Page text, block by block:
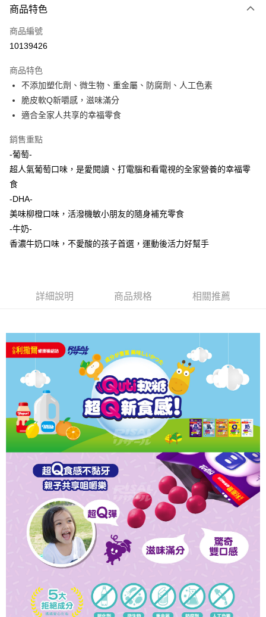
大哥付你分期
【大哥付你分期使用說明】
1.本服務由台灣大哥大提供，台灣大哥大用戶可立即使用無須另外申請。
流程，驗證手機門號後，選擇欲分期的期數、繳款截止日，確認付款後即完
成交易。
3.實際核准額度、可分期數及費用金額請依後續交易確認頁面所載為準。
4.訂單成立30分鐘內，如未前往確認交易或遇審核未通過，訂單將自動取
法說明評估內容。
1.分期款項不併入電信帳單，「大哥付你分期」於每月結算日後寄送繳費提
醒簡訊。
帳／街口支付／iPASS MONEY」等通路繳費。
【注意事項】
用戶於交易時，得透過本服務購買商品或服務，並由商店將買賣／分期付款
買賣價金債權讓與本公司後，依約使用本公司帳單繳交帳款。
資料（包含姓名、電話或地址）提供予台灣大哥大進項蒐集、處理及利用，
AFTEE先享後付
【關於「AFTEE先享後付」】
AFTEE先享後付是「在收到商品之後才付款」的支付方式。 讓您購物簡單
便利好安心！
１．簡單：不需註冊會員、不需綁卡、不需儲值。
２．便利：只要手機號碼，簡訊認證，即可結帳。
【「AFTEE先享後付」結帳流程】
１．於結帳方式選擇「AFTEE先享後付」後，將跳轉至「AFTEE先享後付」
結帳頁面，進行簡訊認證並確認金額後，即可完成結帳。
３．收到繳費通知簡訊後14天內，點擊此簡訊中的連結，可透過四大超商／
ATM／網路銀行／等多元方式進行付款，方視為交易完成。
※ 請注意：結帳手續完成當下不需立刻繳費，但若您需要取消訂單，請聯絡
購買商品的店家。未經商家同意取消之訂單仍視為有效，需透過AFTEE先享
後付繳納相關費用。
※ 交易是否成功請以「AFTEE先享後付 」之結帳頁面顯示為準，若有關於
１．透過由恩沛科技股份有限公司提供之「AFTEE先享後付」服務完成之交
３．未成年的使用者請事先徵得法定代理人或監護人之同意方可使用
「AFTEE先享後付」，若未經同意申辦者引起之損失，本公司不負相關責
４．使用「AFTEE先享後付」時，將依據個別帳號之用戶狀況，依本公司即
時審查核予不同之上限額度；若仍有額度不足之情形，本公司將視審查結果
請求用戶進行身份認證。
５．嚴禁一人註冊多個帳號或使用他人資訊註冊。若發現惡意使用之情形，
恩沛科技股份有限公司將有權停止該用戶之使用額度並採取法律行動。
ATM付款
每筆NT$65，滿NT$1,300(含以上)免運費
7-11取貨付款
每筆NT$65，滿NT$1,300(含以上)免運費
宅配
每筆NT$85，滿NT$1,300(含以上)免運費
商品特色
商品編號
10139426
商品特色
不添加塑化劑、微生物、重金屬、防腐劑、人工色素
脆皮軟Q新嚼感，滋味滿分
適合全家人共享的幸福零食
銷售重點
-葡萄-
超人氣葡萄口味，是愛閱讀、打電腦和看電視的全家營養的幸福零
食
-DHA-
美味柳橙口味，活潑機敏小朋友的隨身補充零食
-牛奶-
香濃牛奶口味，不愛酸的孩子首選，運動後活力好幫手
詳細說明 商品規格 相關推薦